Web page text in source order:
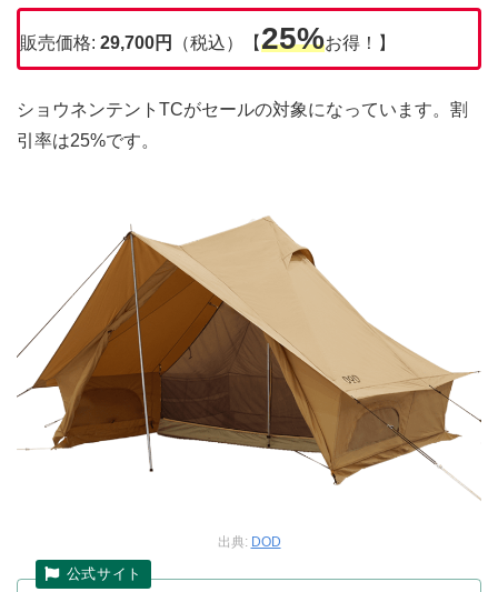
販売価格: 29,700円 （税込）【25%お得！】
ショウネンテントTCがセールの対象になっています。割
引率は25%です。
出典: DOD